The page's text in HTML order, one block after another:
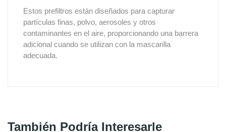
Estos prefiltros están diseñados para capturar
partículas finas, polvo, aerosoles y otros
contaminantes en el aire, proporcionando una barrera
adicional cuando se utilizan con la mascarilla
adecuada.
También Podría Interesarle